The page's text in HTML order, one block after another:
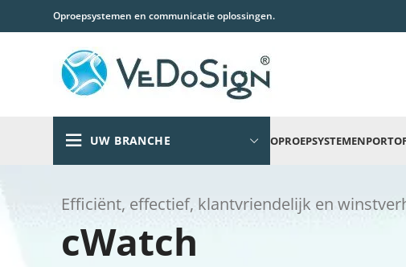
Oproepsystemen en communicatie oplossingen.
UW BRANCHE OPROEPSYSTEMEN
Efficiënt, effectief, klantvriendelijk en
cWatch